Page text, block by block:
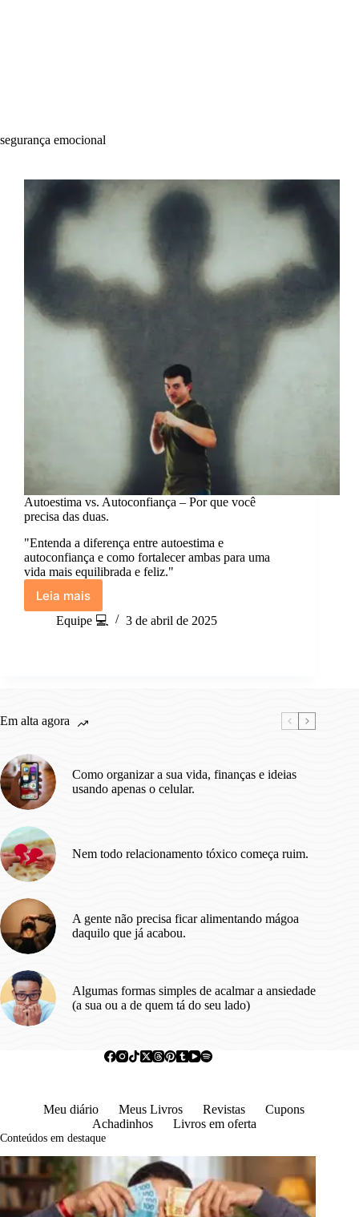
segurança emocional
Autoestima vs. Autoconfiança – Por que você
precisa das duas.
"Entenda a diferença entre autoestima e
autoconfiança e como fortalecer ambas para uma
vida mais equilibrada e feliz."
Leia maisAutoestima
vs.
Autoconfiança
das
Equipe 💻 3 de abril de 2025
Em alta agora
Como organizar a sua vida, finanças e ideias
usando apenas o celular.
Nem todo relacionamento tóxico começa ruim.
A gente não precisa ficar alimentando mágoa
daquilo que já acabou.
Algumas formas simples de acalmar a ansiedade
(a sua ou a de quem tá do seu lado)
Meu diário Meus Livros Revistas
Cupons
Achadinhos
Livros em oferta
Conteúdos em destaque